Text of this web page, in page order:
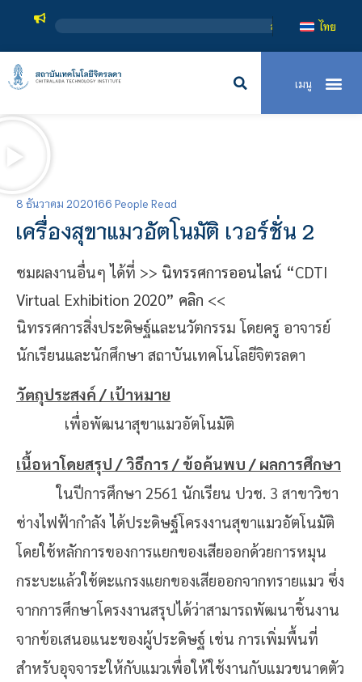
สถาบันเทคโนโลยีจิตรลดา เป็นสถาบั
ไทย
8 ธันวาคม 2020166 People Read
เครื่องสุขาแมวอัตโนมัติ เวอร์ชั่น 2
ชมผลงานอื่นๆ ได้ที่ >> นิทรรศการออนไลน์ “CDTI
Virtual Exhibition 2020” คลิก <<
นิทรรศการสิ่งประดิษฐ์และนวัตกรรม โดยครู อาจารย์
นักเรียนและนักศึกษา สถาบันเทคโนโลยีจิตรลดา
วัตถุประสงค์ / เป้าหมาย
เพื่อพัฒนาสุขาแมวอัตโนมัติ
เนื้อหาโดยสรุป / วิธีการ / ข้อค้นพบ / ผลการศึกษา
ในปีการศึกษา 2561 นักเรียน ปวช. 3 สาขาวิชา
ช่างไฟฟ้ากำลัง ได้ประดิษฐ์โครงงานสุขาแมวอัตโนมัติ
โดยใช้หลักการของการแยกของเสียออกด้วยการหมุน
กระบะแล้วใช้ตะแกรงแยกของเสียออกจากทรายแมว ซึ่ง
จากการศึกษาโครงงานสรุปได้ว่าสามารถพัฒนาชิ้นงาน
จากข้อเสนอแนะของผู้ประดิษฐ์ เช่น การเพิ่มพื้นที่
สำหรับอุจจาระให้กับแมวเพื่อให้ใช้งานกับแมวขนาดตัว